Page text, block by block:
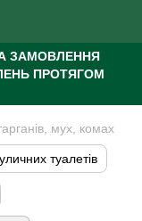
ЗАМОВЛЕННЯ
ПРОТЯГОМ
мух, комах
туалетів